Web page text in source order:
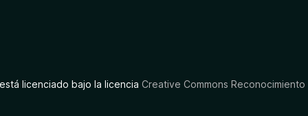
licenciado bajo la licencia Creative Commons Reconocimiento